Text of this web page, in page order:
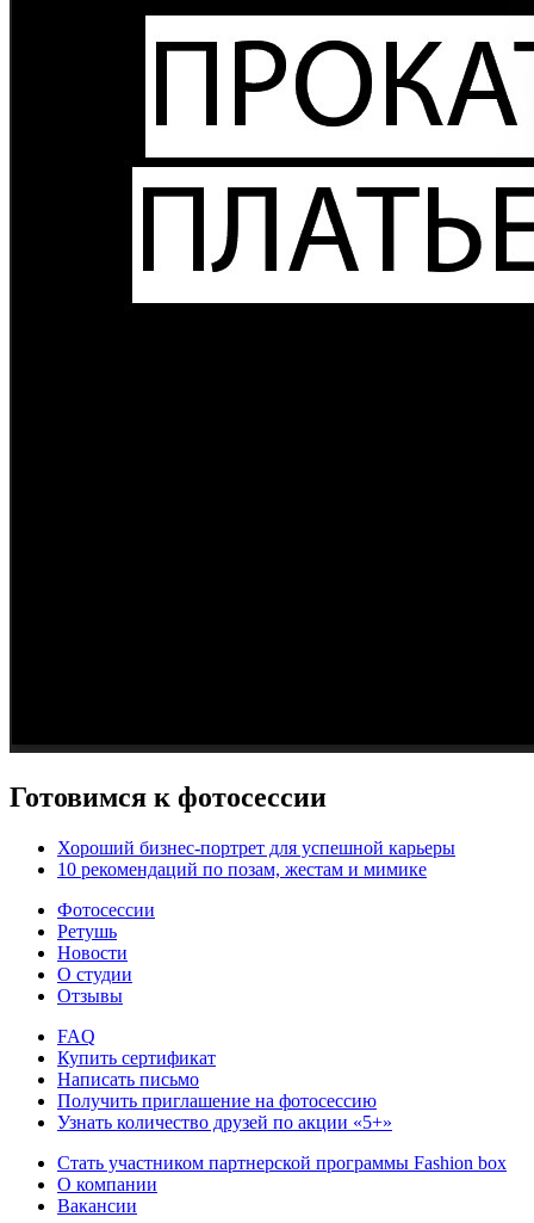
Готовимся к фотосессии
Хороший бизнес-портрет для успешной карьеры
10 рекомендаций по позам, жестам и мимике
Фотосессии
Ретушь
Новости
О студии
Отзывы
FAQ
Купить сертификат
Написать письмо
Получить приглашение на фотосессию
Узнать количество друзей по акции «5+»
Стать участником партнерской программы Fashion box
О компании
Вакансии